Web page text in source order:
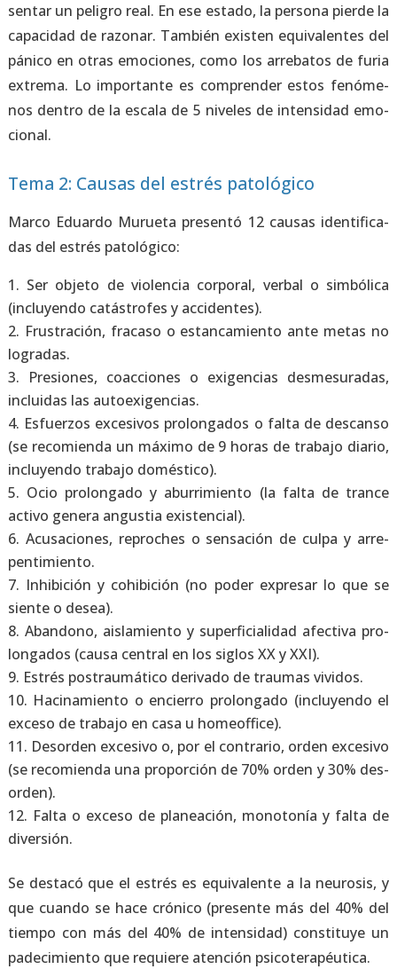
sen­tar un peli­gro real. En ese esta­do, la per­so­na pier­de la
capa­ci­dad de razo­nar. Tam­bién exis­ten equi­va­len­tes del
páni­co en otras emo­cio­nes, como los arre­ba­tos de furia
extre­ma. Lo impor­tan­te es com­pren­der estos fenó­me­
nos den­tro de la esca­la de 5 nive­les de inten­si­dad emo­
cio­nal.
Tema 2: Causas del estrés patológico
Mar­co Eduar­do Murue­ta pre­sen­tó 12 cau­sas iden­ti­fi­ca­
das del estrés pato­ló­gi­co:
Ser obje­to de vio­len­cia cor­po­ral, ver­bal o sim­bó­li­ca
(inclu­yen­do catás­tro­fes y acci­den­tes).
Frus­tra­ción, fra­ca­so o estan­ca­mien­to ante metas no
logra­das.
Pre­sio­nes, coac­cio­nes o exi­gen­cias des­me­su­ra­das,
inclui­das las auto­exi­gen­cias.
Esfuer­zos exce­si­vos pro­lon­ga­dos o fal­ta de des­can­so
(se reco­mien­da un máxi­mo de 9 horas de tra­ba­jo dia­rio,
inclu­yen­do tra­ba­jo domés­ti­co).
Ocio pro­lon­ga­do y abu­rri­mien­to (la fal­ta de tran­ce
acti­vo gene­ra angus­tia exis­ten­cial).
Acu­sa­cio­nes, repro­ches o sen­sa­ción de cul­pa y arre­
pen­ti­mien­to.
Inhi­bi­ción y cohi­bi­ción (no poder expre­sar lo que se
sien­te o desea).
Aban­dono, ais­la­mien­to y super­fi­cia­li­dad afec­ti­va pro­
lon­ga­dos (cau­sa cen­tral en los siglos XX y XXI).
Estrés pos­trau­má­ti­co deri­va­do de trau­mas vivi­dos.
Haci­na­mien­to o encie­rro pro­lon­ga­do (inclu­yen­do el
exce­so de tra­ba­jo en casa u homeof­fi­ce).
Des­or­den exce­si­vo o, por el con­tra­rio, orden exce­si­vo
(se reco­mien­da una pro­por­ción de 70% orden y 30% des­
or­den).
Fal­ta o exce­so de pla­nea­ción, mono­to­nía y fal­ta de
diver­sión.
Se des­ta­có que el estrés es equi­va­len­te a la neu­ro­sis, y
que cuan­do se hace cró­ni­co (pre­sen­te más del 40% del
tiem­po con más del 40% de inten­si­dad) cons­ti­tu­ye un
pade­ci­mien­to que requie­re aten­ción psi­co­te­ra­péu­ti­ca.